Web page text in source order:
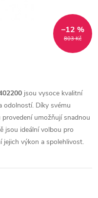
803 Kč
–12 %
jsou vysoce kvalitní
odolností. Díky svému
umožňují snadnou
jsou ideální volbou pro
jejich výkon a spolehlivost.